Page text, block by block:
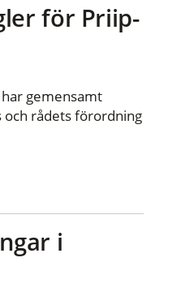
för Priip-
gemensamt
rådets förordning
i